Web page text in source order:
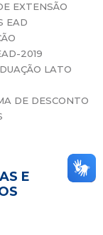
EXTENSÃO
EAD
2019
LATO
DE DESCONTO
E